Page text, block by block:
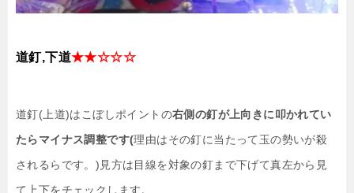
道釘,下道★★☆☆☆
道釘(上道)はこぼしポイントの右側の釘が上向きに叩かれてい
たらマイナス調整です(理由はその釘に当たって玉の勢いが殺
されるらです。)見方は目線を対象の釘まで下げて真左から見
て上下をチェックします。